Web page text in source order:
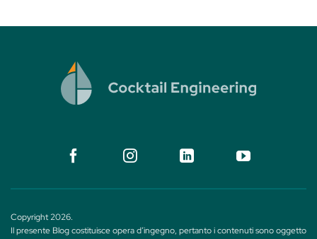
Copyright 2026.
Il presente Blog costituisce opera d’ingegno, pertanto i contenuti sono oggetto